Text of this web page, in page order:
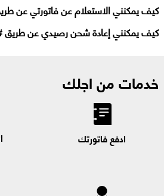
كيف يمكنني الاستعلام عن فاتورتي عن طريق
كيف يمكنني إعادة شحن رصيدي عن طريق
خدمات من اجلك
ادفع فاتورتك